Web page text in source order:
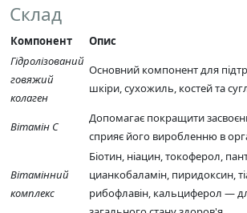
Склад
Компонент
Опис
Гідролізований
говяжий
колаген
Основний компонент для
шкіри, сухожиль, костей та
Вітамін C
Допомагає покращити
сприяє його виробленню в
Вітамінний
комплекс
Біотин, ніацин, токоферол,
цианкобаламін, пиридоксин,
рибофлавін, кальциферол —